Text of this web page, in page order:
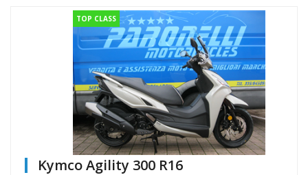
TOP CLASS
Kymco Agility 300 R16